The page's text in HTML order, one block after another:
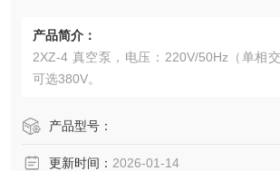
产品简介：
2XZ-4 真空泵，电压：220V/50Hz（单相
可选380V。
产品型号：
更新时间： 2026-01-14